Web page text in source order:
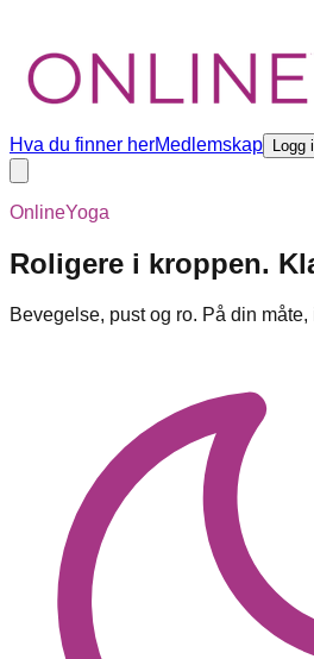
Hva du finner herMedlemskap Logg
OnlineYoga
Roligere i kroppen.
Bevegelse, pust og ro. På din måte,